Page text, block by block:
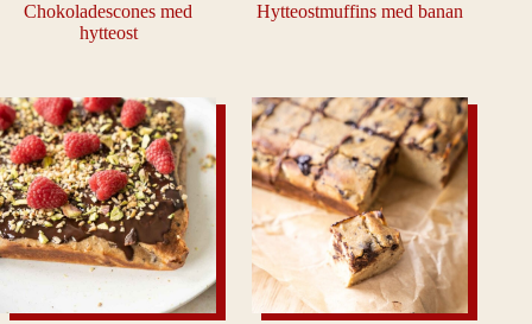
Chokoladescones med
hytteost
Hytteostmuffins med banan